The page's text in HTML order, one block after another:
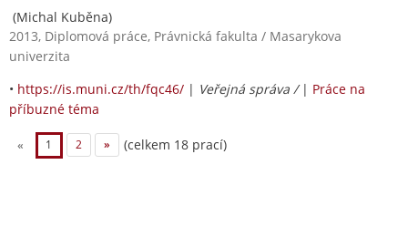
(Michal Kuběna)
2013, Diplomová práce, Právnická fakulta / Masarykova
univerzita
• https://is.muni.cz/th/fqc46/ | Veřejná správa / | Práce na
příbuzné téma
« 1 2 » (celkem 18 prací)